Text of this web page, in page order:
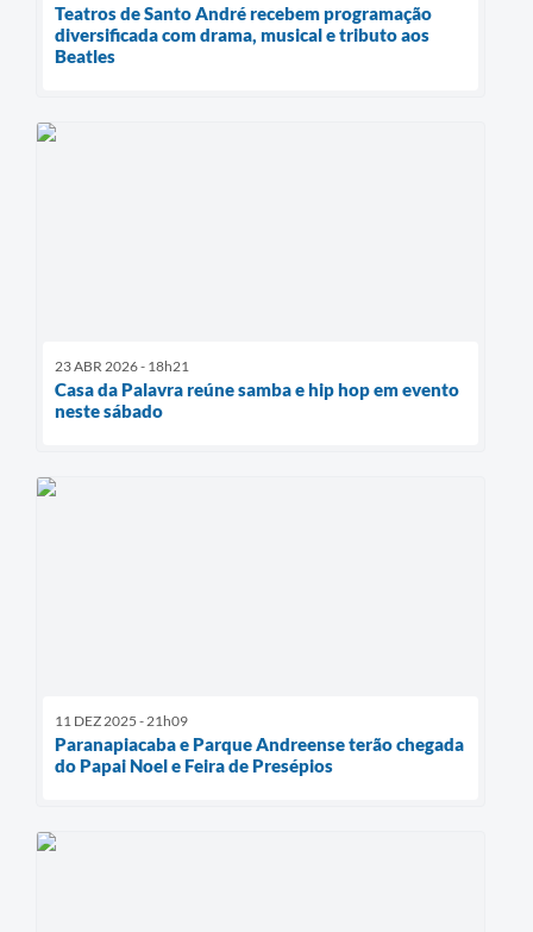
Teatros de Santo André recebem programação
diversificada com drama, musical e tributo aos
Beatles
23 ABR 2026 - 18h21
Casa da Palavra reúne samba e hip hop em evento
neste sábado
11 DEZ 2025 - 21h09
Paranapiacaba e Parque Andreense terão chegada
do Papai Noel e Feira de Presépios